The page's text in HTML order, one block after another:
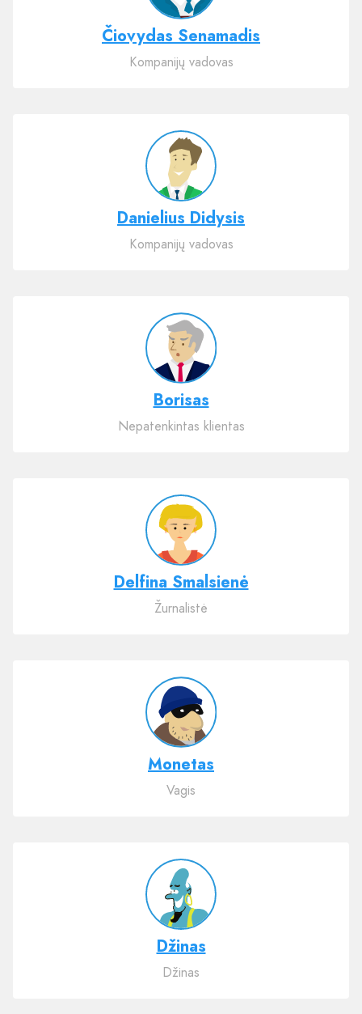
Čiovydas Senamadis
Kompanijų vadovas
Danielius Didysis
Kompanijų vadovas
Borisas
Nepatenkintas klientas
Delfina Smalsienė
Žurnalistė
Monetas
Vagis
Džinas
Džinas